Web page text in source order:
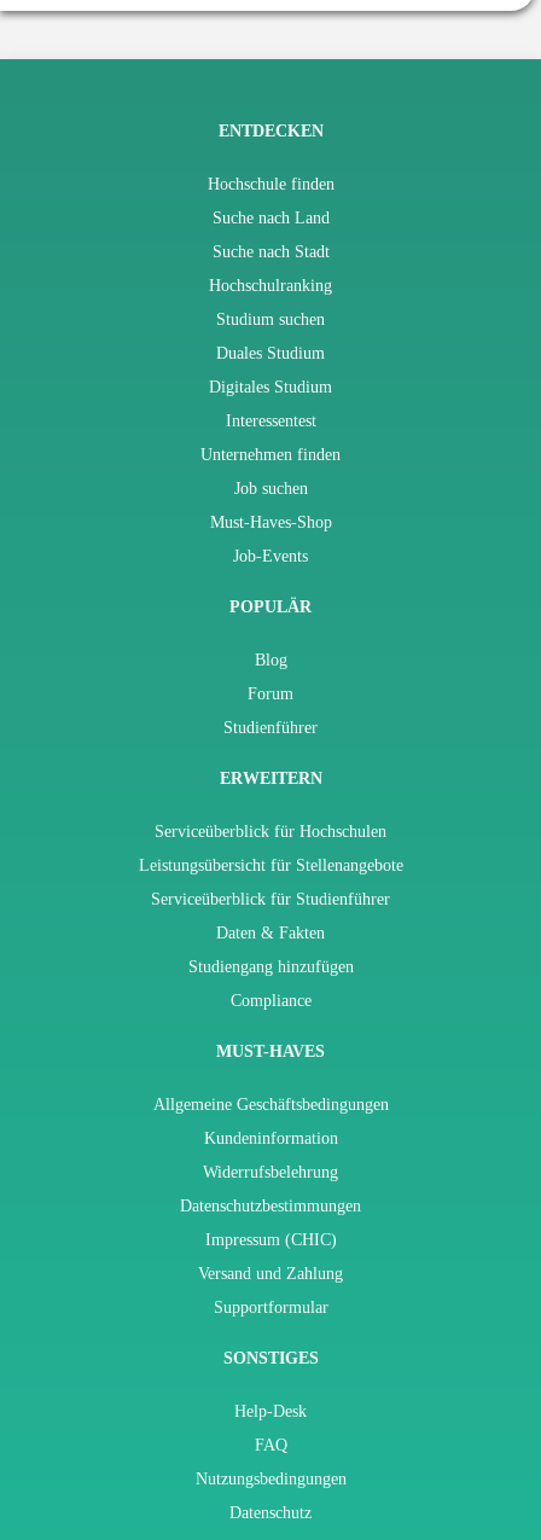
ENTDECKEN
Hochschule finden
Suche nach Land
Suche nach Stadt
Hochschulranking
Studium suchen
Duales Studium
Digitales Studium
Interessentest
Unternehmen finden
Job suchen
Must-Haves-Shop
Job-Events
POPULÄR
Blog
Forum
Studienführer
ERWEITERN
Serviceüberblick für Hochschulen
Leistungsübersicht für Stellenangebote
Serviceüberblick für Studienführer
Daten & Fakten
Studiengang hinzufügen
Compliance
MUST-HAVES
Allgemeine Geschäftsbedingungen
Kundeninformation
Widerrufsbelehrung
Datenschutzbestimmungen
Impressum (CHIC)
Versand und Zahlung
Supportformular
SONSTIGES
Help-Desk
FAQ
Nutzungsbedingungen
Datenschutz